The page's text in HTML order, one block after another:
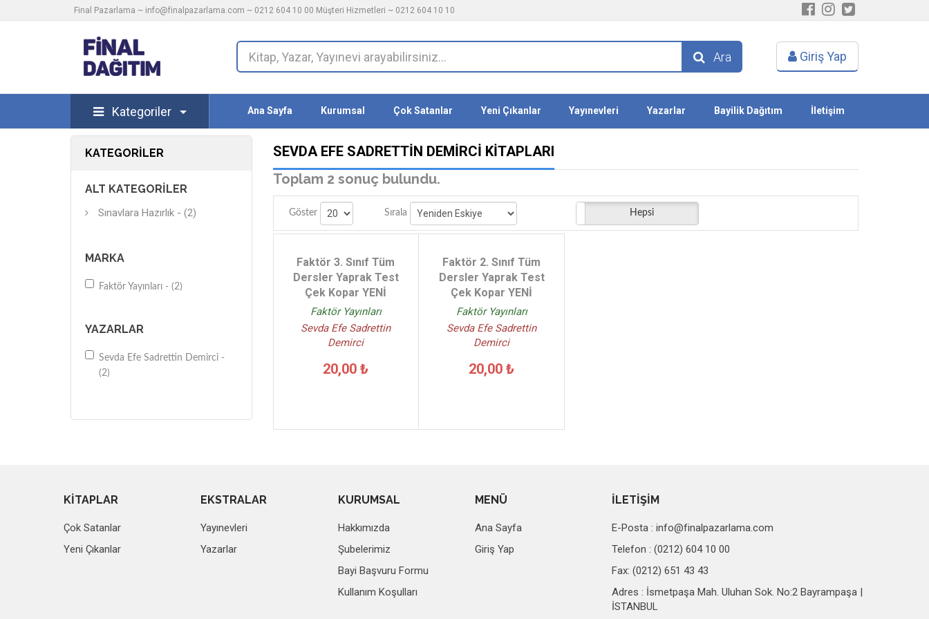
Final Pazarlama ~ info@finalpazarlama.com ~ 0212 604 10 00 Müşteri Hizmetleri ~ 0212 604 10 10
Ara Giriş Yap
Kategoriler Ana Sayfa Kurumsal Çok Satanlar Yeni Çıkanlar Yayınevleri Yazarlar Bayilik Dağıtım İletişim
KATEGORILER
ALT KATEGORILER
Sınavlara Hazırlık - (2)
MARKA
Faktör Yayınları - (2)
YAZARLAR
Sevda Efe Sadrettin Demirci -
(2)
SEVDA EFE SADRETTIN DEMIRCI KITAPLARI
Toplam 2 sonuç bulundu.
Göster Sırala Stoktakiler Hepsi
Faktör 3. Sınıf Tüm
Dersler Yaprak Test
Çek Kopar YENİ
Faktör Yayınları
Sevda Efe Sadrettin
Demirci
20,00 ₺
Faktör 2. Sınıf Tüm
Dersler Yaprak Test
Çek Kopar YENİ
Faktör Yayınları
Sevda Efe Sadrettin
Demirci
20,00 ₺
KİTAPLAR
Çok Satanlar
Yeni Çıkanlar
EKSTRALAR
Yayınevleri
Yazarlar
KURUMSAL
Hakkımızda
Şubelerimiz
Bayi Başvuru Formu
Kullanım Koşulları
MENÜ
Ana Sayfa
Giriş Yap
İLETİŞİM
E-Posta :info@finalpazarlama.com
Telefon : (0212) 604 10 00
Fax: (0212) 651 43 43
Adres : İsmetpaşa Mah. Uluhan Sok. No:2 Bayrampaşa |
İSTANBUL